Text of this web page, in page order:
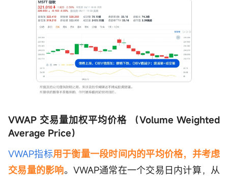
VWAP 交易量加权平均价格 （Volume Weighted
Average Price）
VWAP指标用于衡量一段时间内的平均价格，并考虑
交易量的影响。VWAP通常在一个交易日内计算，从